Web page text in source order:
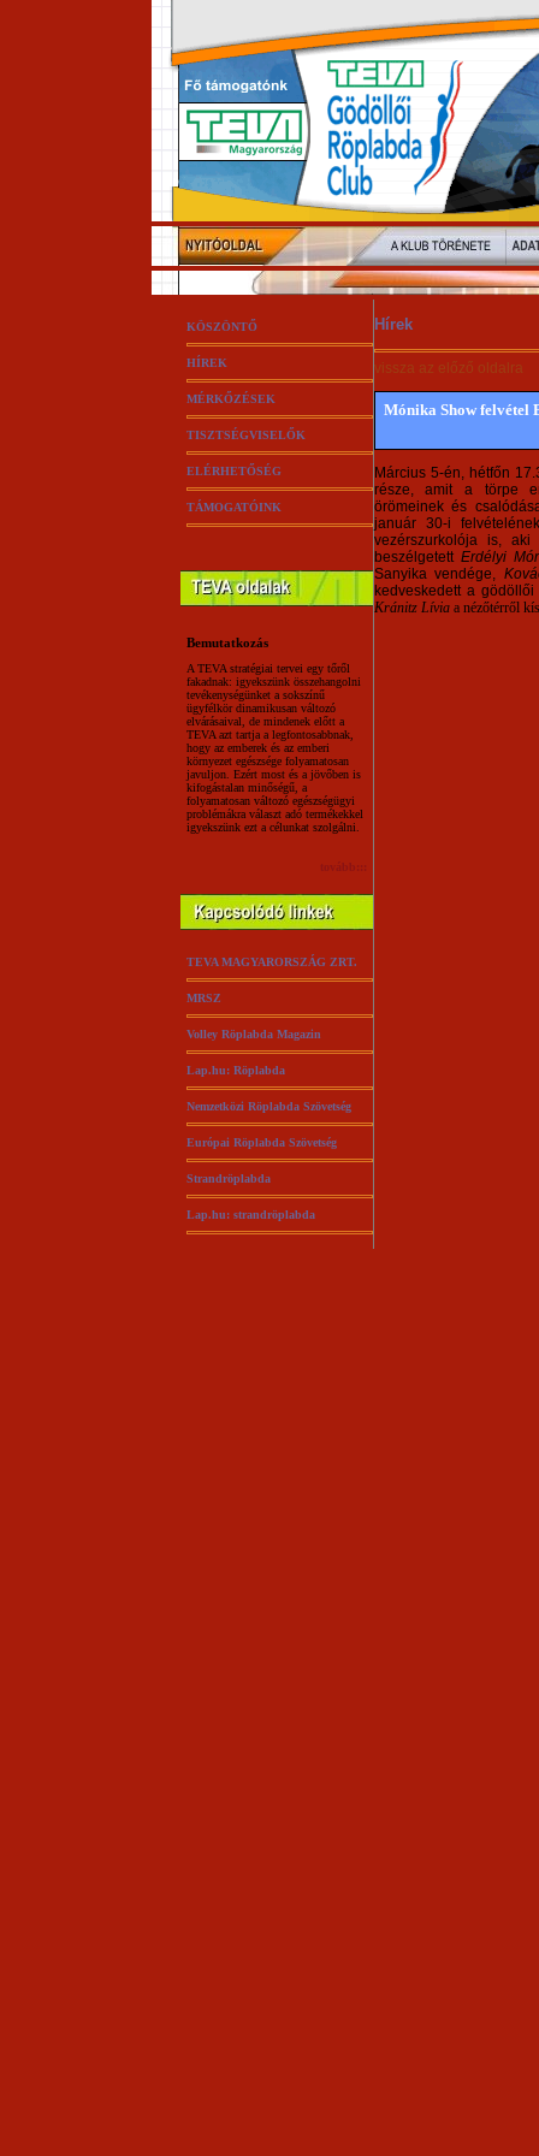
KÖSZÖNTŐ
HÍREK
MÉRKŐZÉSEK
TISZTSÉGVISELŐK
ELÉRHETŐSÉG
TÁMOGATÓINK
Bemutatkozás
A TEVA stratégiai tervei egy tőről
fakadnak: igyekszünk összehangolni
tevékenységünket a sokszínű
ügyfélkör dinamikusan változó
elvárásaival, de mindenek előtt a
TEVA azt tartja a legfontosabbnak,
hogy az emberek és az emberi
környezet egészsége folyamatosan
javuljon. Ezért most és a jövőben is
kifogástalan minőségű, a
folyamatosan változó egészségügyi
problémákra választ adó termékekkel
igyekszünk ezt a célunkat szolgálni.
tovább:::
TEVA MAGYARORSZÁG ZRT.
MRSZ
Volley Röplabda Magazin
Lap.hu: Röplabda
Nemzetközi Röplabda Szövetség
Európai Röplabda Szövetség
Strandröplabda
Lap.hu: strandröplabda
Hírek
vissza az előző oldalra
Mónika Show felvétel
Március 5-én, hétfőn
része, amit a törpe
örömeinek és
január 30-i
vezérszurkolója is,
beszélgetett Erdélyi
Sanyika vendége,
kedveskedett a
Kránitz Líviaa nézőtérről